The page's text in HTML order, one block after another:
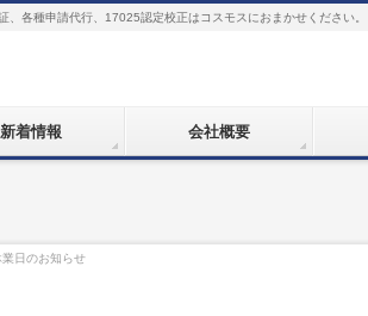
各種申請代行、17025認定校正はコスモスにおまかせください。
新着情報 会社概要
業日のお知らせ